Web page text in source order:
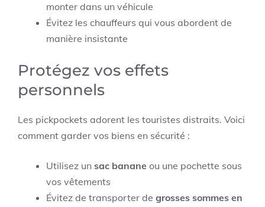
monter dans un véhicule
Évitez les chauffeurs qui vous abordent de
manière insistante
Protégez vos effets
personnels
Les pickpockets adorent les touristes distraits. Voici
comment garder vos biens en sécurité :
Utilisez un sac banane ou une pochette sous
vos vêtements
Évitez de transporter de grosses sommes en